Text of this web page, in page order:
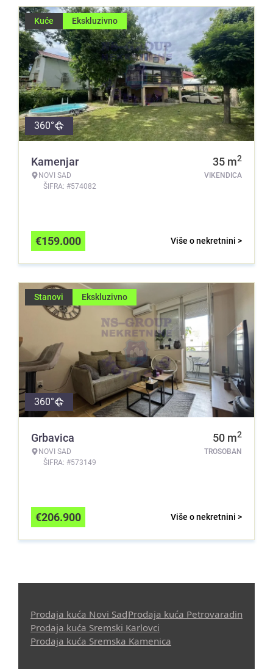
Kuće Ekskluzivno
360°
Kamenjar
NOVI SAD
ŠIFRA: #574082
35 m2
VIKENDICA
Više o nekretnini >
€159.000
Stanovi Ekskluzivno
360°
Grbavica
NOVI SAD
ŠIFRA: #573149
50 m2
TROSOBAN
Više o nekretnini >
€206.900
Prodaja kuća Novi SadProdaja kuća Petrovaradin
Prodaja kuća Sremski Karlovci
Prodaja kuća Sremska Kamenica